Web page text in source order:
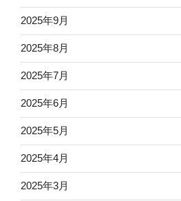
2025年9月
2025年8月
2025年7月
2025年6月
2025年5月
2025年4月
2025年3月